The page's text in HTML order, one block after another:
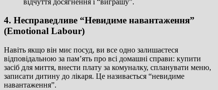
4. Несправедливе “Невидиме навантаження”
(Emotional Labour)
Навіть якщо він миє посуд, ви все одно залишаєтеся
відповідальною за пам’ять про всі домашні справи: купити
засіб для миття, внести плату за комуналку, спланувати меню,
записати дитину до лікаря. Це називається “невидиме
навантаження”.